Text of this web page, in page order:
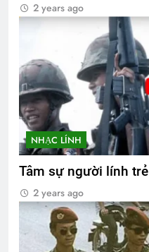
2 years ago
NHẠC LÍNH
Tâm sự người lính trẻ
2 years ago